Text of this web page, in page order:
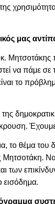
μας
Μητσοτάκης
να πάμε σε
το
το θέμα
των
εισόδημα.